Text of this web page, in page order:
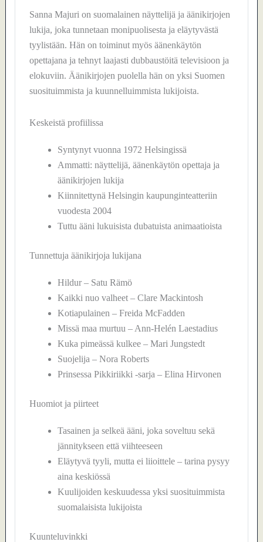
Sanna Majuri on suomalainen näyttelijä ja äänikirjojen
lukija, joka tunnetaan monipuolisesta ja eläytyvästä
tyylistään. Hän on toiminut myös äänenkäytön
opettajana ja tehnyt laajasti dubbaustöitä televisioon ja
elokuviin. Äänikirjojen puolella hän on yksi Suomen
suosituimmista ja kuunnelluimmista lukijoista.
Keskeistä profiilissa
Syntynyt vuonna 1972 Helsingissä
Ammatti: näyttelijä, äänenkäytön opettaja ja
äänikirjojen lukija
Kiinnitettynä Helsingin kaupunginteatteriin
vuodesta 2004
Tuttu ääni lukuisista dubatuista animaatioista
Tunnettuja äänikirjoja lukijana
Hildur – Satu Rämö
Kaikki nuo valheet – Clare Mackintosh
Kotiapulainen – Freida McFadden
Missä maa murtuu – Ann-Helén Laestadius
Kuka pimeässä kulkee – Mari Jungstedt
Suojelija – Nora Roberts
Prinsessa Pikkiriikki -sarja – Elina Hirvonen
Huomiot ja piirteet
Tasainen ja selkeä ääni, joka soveltuu sekä
jännitykseen että viihteeseen
Eläytyvä tyyli, mutta ei liioittele – tarina pysyy
aina keskiössä
Kuulijoiden keskuudessa yksi suosituimmista
suomalaisista lukijoista
Kuunteluvinkki